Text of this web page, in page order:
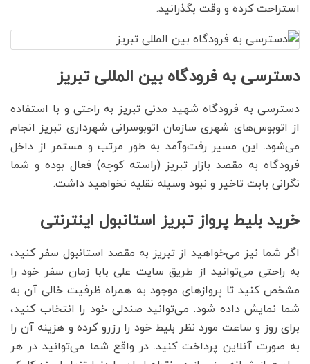
استراحت کرده و وقت بگذرانید.
دسترسی به فرودگاه بین المللی تبریز
دسترسی به فرودگاه شهید مدنی تبریز به راحتی و با استفاده
از اتوبوس‌های شهری سازمان اتوبوسرانی شهرداری تبریز انجام
می‌شود. این مسیر رفت‌و‌آمد به طور مرتب و مستمر از داخل
فرودگاه به مقصد بازار تبریز (راسته کوچه) فعال بوده و شما
نگرانی بابت تاخیر و نبود وسیله نقلیه نخواهید داشت.
خرید بلیط پرواز تبریز استانبول اینترنتی
اگر شما نیز می‌خواهید از تبریز به مقصد استانبول سفر کنید،
به راحتی می‌توانید از طریق سایت علی بابا زمان سفر خود را
مشخص کنید تا پروازهای موجود به همراه ظرفیت خالی آن به
شما نمایش داده شود. می‌توانید صندلی خود را انتخاب کنید،
برای روز و ساعت مورد نظر بلیط خود را رزرو کرده و هزینه آن را
به صورت آنلاین پرداخت کنید. در واقع شما می‌توانید در هر